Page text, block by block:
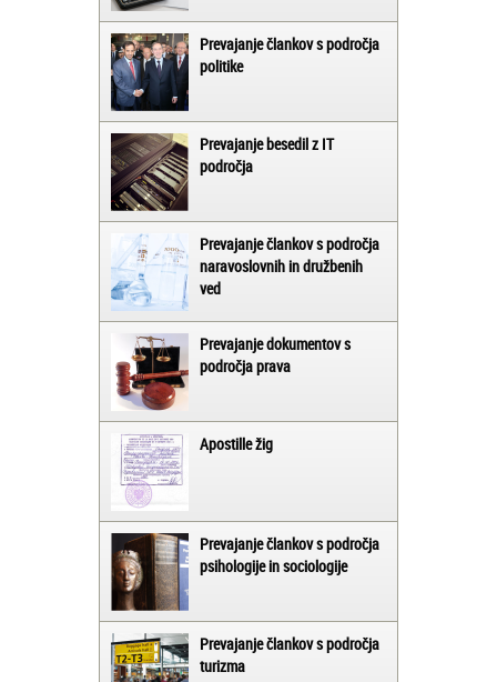
Prevajanje člankov s področja
politike
Prevajanje besedil z IT
področja
Prevajanje člankov s področja
naravoslovnih in družbenih
ved
Prevajanje dokumentov s
področja prava
Apostille žig
Prevajanje člankov s področja
psihologije in sociologije
Prevajanje člankov s področja
turizma